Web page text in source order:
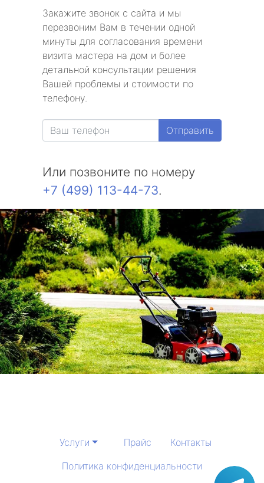
Закажите звонок с сайта и мы
перезвоним Вам в течении одной
минуты для согласования времени
визита мастера на дом и более
детальной консультации решения
Вашей проблемы и стоимости по
телефону.
Отправить
Или позвоните по номеру
+7 (499) 113-44-73.
Услуги Прайс
Контакты
Политика конфиденциальности